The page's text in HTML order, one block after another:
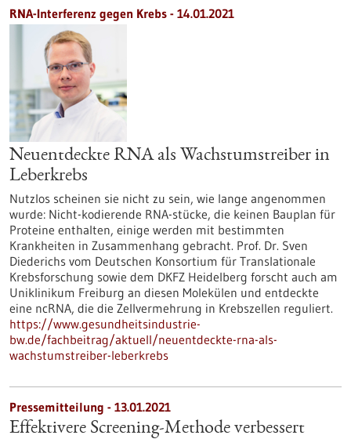
RNA-Interferenz gegen Krebs - 14.01.2021
Neuentdeckte RNA als Wachstumstreiber in
Leberkrebs
Nutzlos scheinen sie nicht zu sein, wie lange angenommen
wurde: Nicht-kodierende RNA-stücke, die keinen Bauplan für
Proteine enthalten, einige werden mit bestimmten
Krankheiten in Zusammenhang gebracht. Prof. Dr. Sven
Diederichs vom Deutschen Konsortium für Translationale
Krebsforschung sowie dem DKFZ Heidelberg forscht auch am
Uniklinikum Freiburg an diesen Molekülen und entdeckte
eine ncRNA, die die Zellvermehrung in Krebszellen reguliert.
https://www.gesundheitsindustrie-
bw.de/fachbeitrag/aktuell/neuentdeckte-rna-als-
wachstumstreiber-leberkrebs
Pressemitteilung - 13.01.2021
Effektivere Screening-Methode verbessert